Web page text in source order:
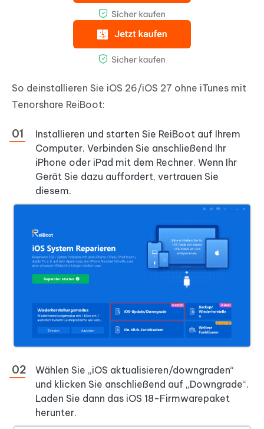
So deinstallieren Sie iOS 26/iOS 27 ohne iTunes mit
Tenorshare ReiBoot:
Installieren und starten Sie ReiBoot auf Ihrem
Computer. Verbinden Sie anschließend Ihr
iPhone oder iPad mit dem Rechner. Wenn Ihr
Gerät Sie dazu auffordert, vertrauen Sie
diesem.
Wählen Sie „iOS aktualisieren/downgraden“
und klicken Sie anschließend auf „Downgrade“.
Laden Sie dann das iOS 18-Firmwarepaket
herunter.